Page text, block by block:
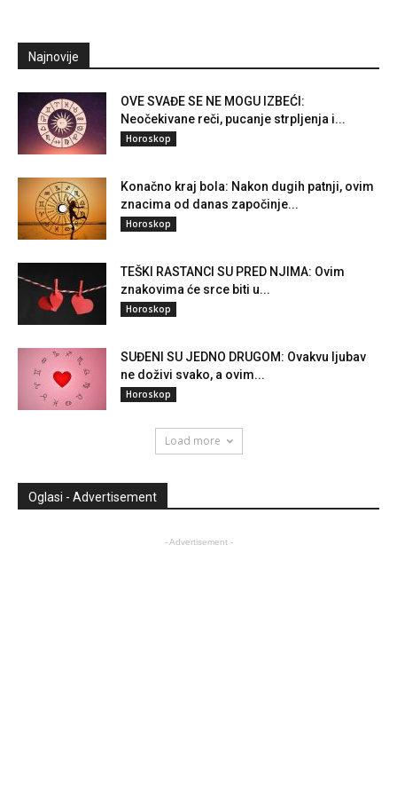
Najnovije
OVE SVAĐE SE NE MOGU IZBEĆI:
Neočekivane reči, pucanje strpljenja i...
Horoskop
Konačno kraj bola: Nakon dugih patnji, ovim
znacima od danas započinje...
Horoskop
TEŠKI RASTANCI SU PRED NJIMA: Ovim
znakovima će srce biti u...
Horoskop
SUĐENI SU JEDNO DRUGOM: Ovakvu ljubav
ne doživi svako, a ovim...
Horoskop
Load more
Oglasi - Advertisement
- Advertisement -